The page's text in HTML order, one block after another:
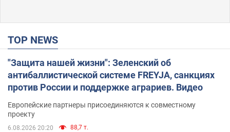
TOP NEWS
"Защита нашей жизни": Зеленский об
антибаллистической системе FREYJA, санкциях
против России и поддержке аграриев. Видео
Европейские партнеры присоединяются к совместному
проекту
6.08.2026 20:20 88,7 т.